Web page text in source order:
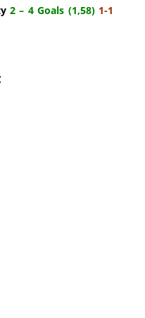
2 – 4 Goals (1,58)1-1